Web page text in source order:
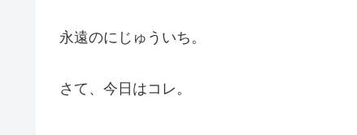
永遠のにじゅういち。
さて、今日はコレ。